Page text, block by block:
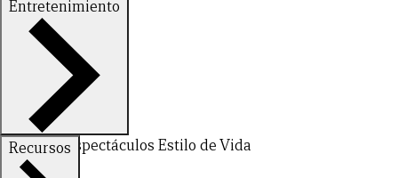
FinanzasOpinión
Entretenimiento
DeportesEspectáculos Estilo de Vida
Recursos